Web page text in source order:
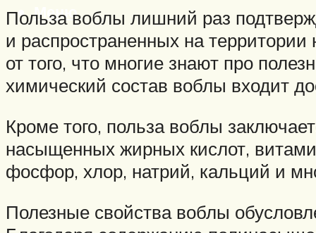
Меню
Польза воблы лишний раз
и распространенных на территории
от того, что многие знают про
химический состав воблы входит
Кроме того, польза воблы
насыщенных жирных кислот,
фосфор, хлор, натрий, кальций и
Полезные свойства воблы